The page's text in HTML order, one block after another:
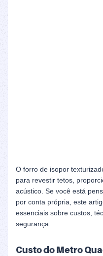
O forro de isopor
para revestir tetos,
acústico. Se você está
por conta própria, este
essenciais sobre custos,
segurança.
Custo do Metro